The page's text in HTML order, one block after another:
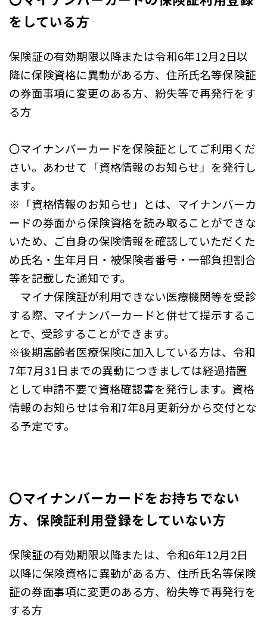
をしている方
保険証の有効期限以降または令和6年12月2日以
降に保険資格に異動がある方、住所氏名等保険証
の券面事項に変更のある方、紛失等で再発行をす
る方
〇マイナンバーカードを保険証としてご利用くだ
さい。あわせて「資格情報のお知らせ」を発行し
ます。
※「資格情報のお知らせ」とは、マイナンバーカ
ードの券面から保険資格を読み取ることができな
いため、ご自身の保険情報を確認していただくた
め氏名・生年月日・被保険者番号・一部負担割合
等を記載した通知です。
マイナ保険証が利用できない医療機関等を受診
する際、マイナンバーカードと併せて提示するこ
とで、受診することができます。
※後期高齢者医療保険に加入している方は、令和
7年7月31日までの異動につきましては経過措置
として申請不要で資格確認書を発行します。資格
情報のお知らせは令和7年8月更新分から交付とな
る予定です。
〇マイナンバーカードをお持ちでない
方、保険証利用登録をしていない方
保険証の有効期限以降または、令和6年12月2日
以降に保険資格に異動がある方、住所氏名等保険
証の券面事項に変更のある方、紛失等で再発行を
する方